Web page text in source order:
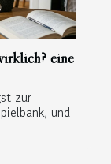
eine
zur
und